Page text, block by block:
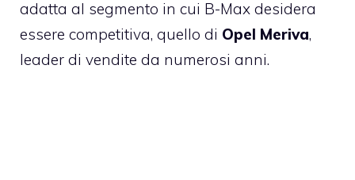
adatta al segmento in cui B-Max desidera
essere competitiva, quello di Opel Meriva,
leader di vendite da numerosi anni.